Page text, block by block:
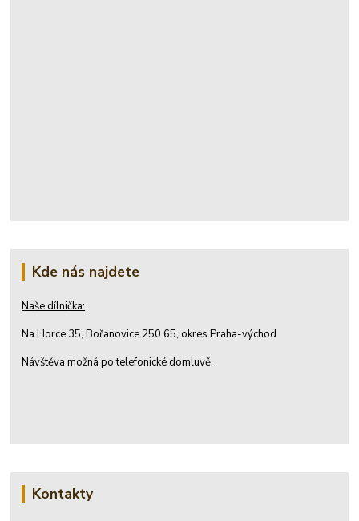
Kde nás najdete
Naše dílnička:
Na Horce 35, Bořanovice 250 65, okres Praha-východ
Návštěva možná po telefonické domluvě.
Kontakty